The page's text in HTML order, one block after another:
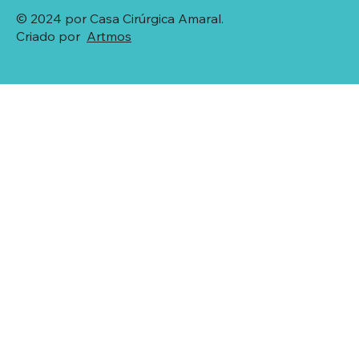
© 2024 por Casa Cirúrgica Amaral.
Criado por Artmos